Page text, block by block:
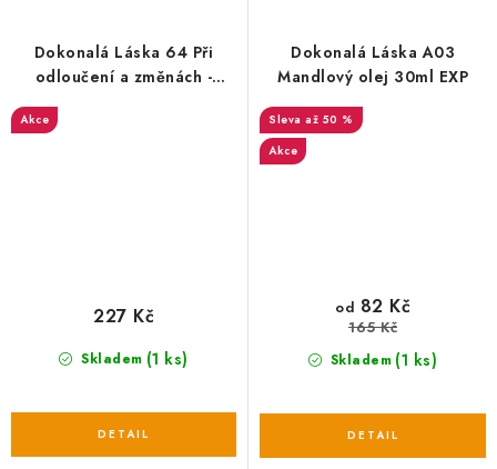
Dokonalá Láska 64 Při
odloučení a změnách -
podpůrný olej 50ml EXP
Akce
Skladem (1 ks)
227 Kč
Dokonalá Láska A03
Mandlový olej 30ml EXP
až 50 %
Akce
Skladem (1 ks)
od 82 Kč
165 Kč